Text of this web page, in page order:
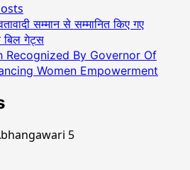
सम्मान से सम्मानित किए गए
बिल गेट्स
Recognized By Governor Of
Women Empowerment